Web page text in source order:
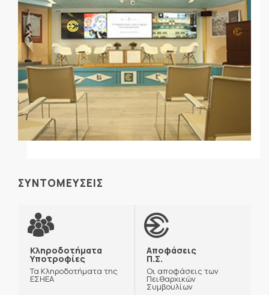
ΣΥΝΤΟΜΕΥΣΕΙΣ
Κληροδοτήματα
Υποτροφίες
Τα Κληροδοτήματα της
ΕΣΗΕΑ
Αποφάσεις
Π.Σ.
Οι αποφάσεις των
Πειθαρχικών
Συμβουλίων